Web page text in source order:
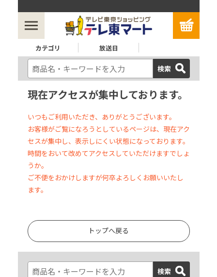
カテゴリ 放送日
検索
現在アクセスが集中しております。
いつもご利用いただき、ありがとうございます。
お客様がご覧になろうとしているページは、現在アク
セスが集中し、表示しにくい状態になっております。
時間をおいて改めてアクセスしていただけますでしょ
うか。
ご不便をおかけしますが何卒よろしくお願いいたし
ます。
トップへ戻る
検索